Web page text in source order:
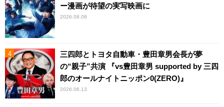
ー漫画が待望の実写映画に
2026.08.08
三四郎とトヨタ自動車・豊田章男会長が夢
の“親子”共演 『vs豊田章男 supported by 三四
郎のオールナイトニッポン0(ZERO)』
2026.06.13